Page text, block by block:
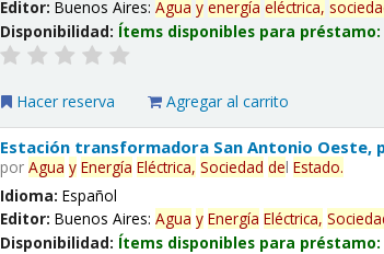
Editor:Buenos Aires:Agua y energía eléctrica,
Disponibilidad: Ítems disponibles para
Hacer reserva Agregar al carrito
Estación transformadora San Antonio Oeste,
porAgua y Energía Eléctrica, Sociedad delEstado.
Idioma:Español
Editor:Buenos Aires:Agua y Energía Eléctrica,
Disponibilidad: Ítems disponibles para